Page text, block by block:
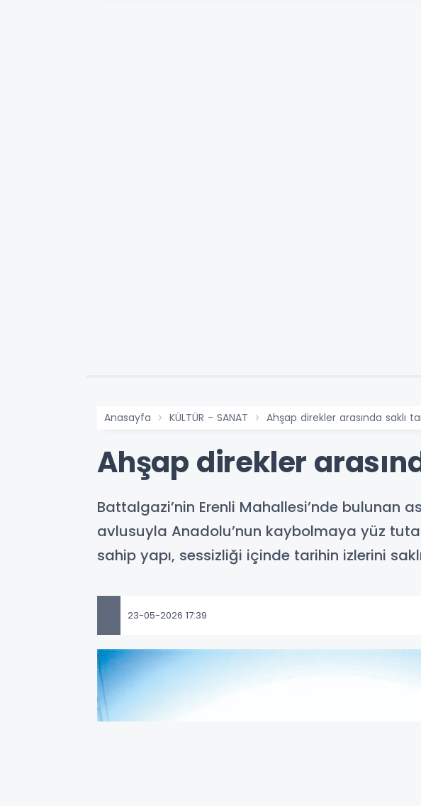
Anasayfa KÜLTÜR - SANAT Ahşap direkler arasında saklı
Ahşap direkler
Battalgazi’nin Erenli Mahallesi’nde bulunan
avlusuyla Anadolu’nun kaybolmaya yüz
sahip yapı, sessizliği içinde tarihin izlerini
23-05-2026 17:39